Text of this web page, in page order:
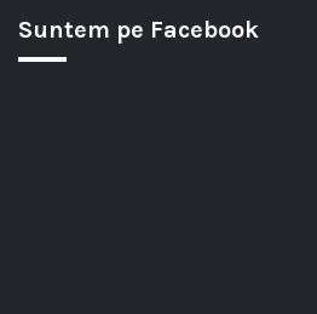
Suntem pe Facebook